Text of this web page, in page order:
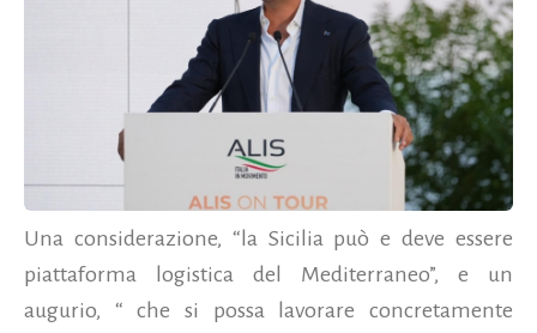
Una considerazione, “la Sicilia può e deve essere
piattaforma logistica del Mediterraneo”, e un
augurio, “ che si possa lavorare concretamente